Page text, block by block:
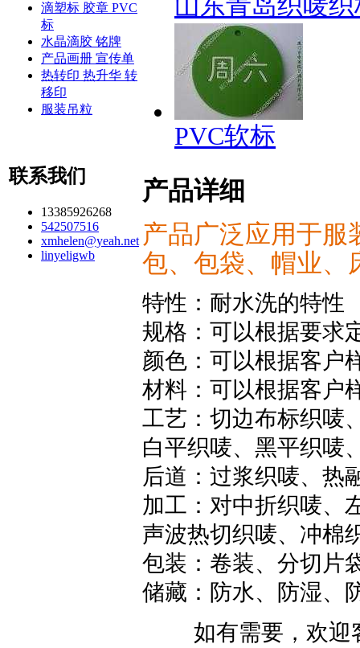
滴塑标 胶章 PVC
标
水晶滴胶 铭牌
产品画册 宣传单
热转印 热升华 转
移印
服装吊粒
联系我们
13385926268
542507516
xmhelen@yeah.net
linyeligwb
山东青岛织唛
PVC软标
产品详细
产品广泛应用于服
包、包袋、帽业、
特性：耐水洗的特性
规格：可以根据要求
颜色：可以根据客户
材料：可以根据客户
工艺：切边布标织唛
白平织唛、黑平织唛
后道：过浆织唛、热
加工：对中折织唛、
声波热切织唛、冲棉
包装：卷装、分切片
储藏：防水、防湿、
如有需要，欢迎客